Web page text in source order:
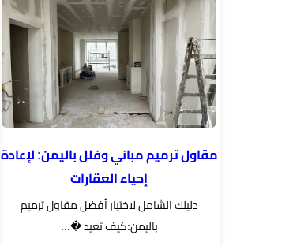
مقاول ترميم مباني وفلل باليمن: لإعادة
إحياء العقارات
دليلك الشامل لاختيار أفضل مقاول ترميم
باليمن:كيف تعيد �...